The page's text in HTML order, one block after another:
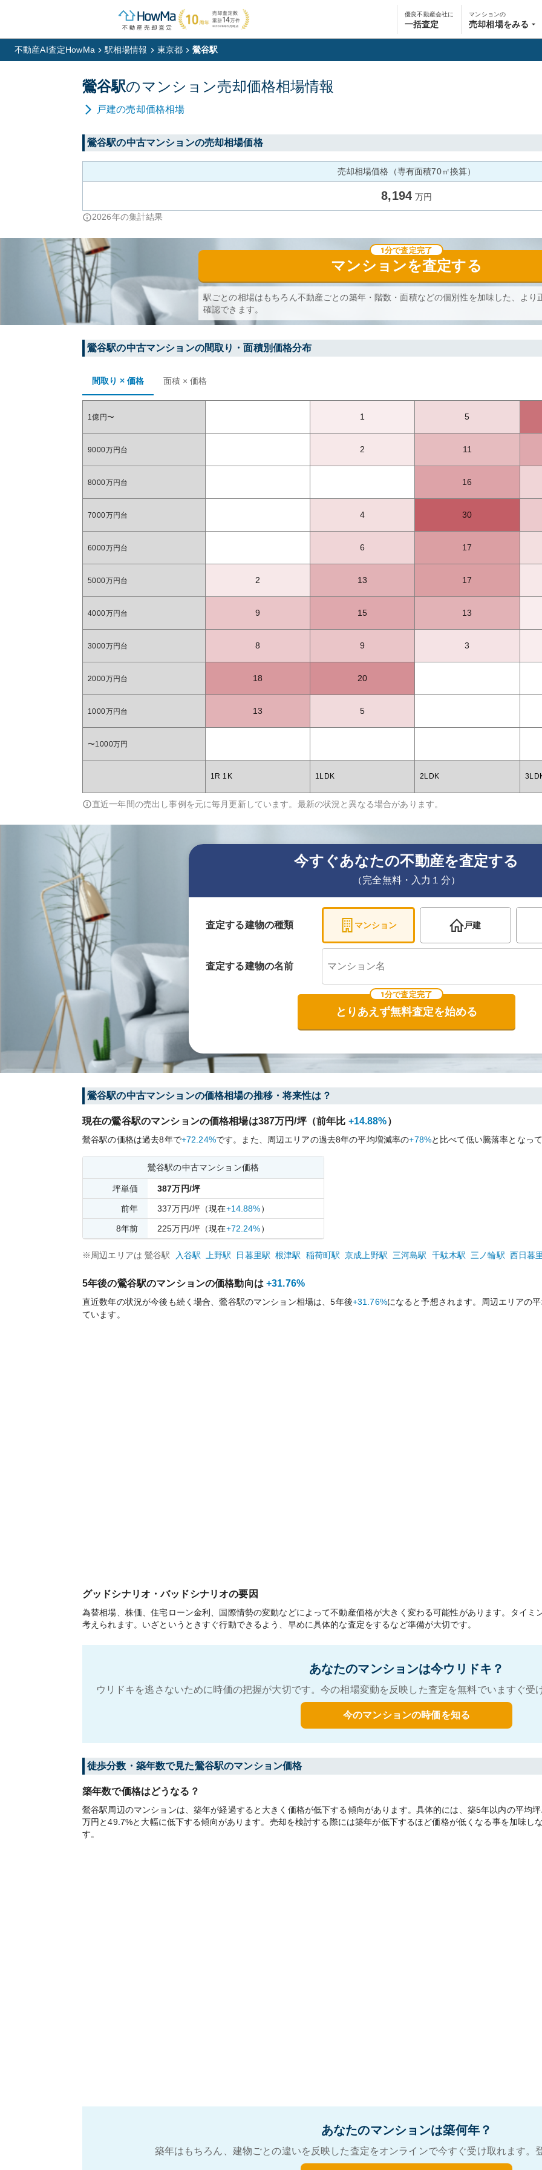
優良不動産会社に
一括査定
マンションの
売却相場をみる
不動産AI査定HowMa 駅相場情報 東京都 鶯谷駅
鶯谷駅のマンション売却価格相場情報
戸建の売却価格相場
鶯谷駅の中古マンションの売却相場価格
売却相場価格（専有面積70㎡換算）
8,194 万円
2026年の集計結果
マンションを査定する
1分で査定完了
駅ごとの相場はもちろん不動産ごとの築年・階数・面積などの個別性を加味した、より
確認できます。
鶯谷駅の中古マンションの間取り・面積別価格分布
間取り × 価格 面積 × 価格
1億円〜 1 5
9000万円台 2 11
8000万円台 16
7000万円台 4 30
6000万円台 6 17
5000万円台 2 13 17
4000万円台 9 15 13
3000万円台 8 9 3
2000万円台 18 20
1000万円台 13 5
〜1000万円
1R 1K 1LDK 2LDK
直近一年間の売出し事例を元に毎月更新しています。最新の状況と異なる場合があります。
今すぐあなたの不動産を査定する
（完全無料・入力１分）
査定する建物の種類 マンション 戸建
査定する建物の名前
1分で査定完了
とりあえず無料査定を始める
鶯谷駅の中古マンションの価格相場の推移・将来性は？
現在の鶯谷駅のマンションの価格相場は387万円/坪（前年比 +14.88%）
鶯谷駅の価格は過去8年で+72.24%です。 また、周辺エリアの過去8年の平均増減率の+78%と比べて低い騰落率となっ
鶯谷駅の中古マンション価格
坪単価 387万円/坪
前年 337万円/坪 （現在+14.88%）
8年前 225万円/坪 （現在+72.24%）
※周辺エリアは 鶯谷駅 入谷駅 上野駅 日暮里駅 根津駅 稲荷町駅 京成上野駅 三河島駅 千駄木駅 三ノ輪駅 西日暮
5年後の鶯谷駅のマンションの価格動向は +31.76%
直近数年の状況が今後も続く場合、鶯谷駅のマンション相場は、5年後+31.76%になると予想されます。周辺エリアの
ています。
グッドシナリオ・バッドシナリオの要因
為替相場、株価、住宅ローン金利、国際情勢の変動などによって不動産価格が大きく変わる可能性があります。タイミ
考えられます。いざというときすぐ行動できるよう、早めに具体的な査定をするなど準備が大切です。
あなたのマンションは今ウリドキ？
ウリドキを逃さないために時価の把握が大切です。今の相場変動を反映した査定を無料でいますぐ
今のマンションの時価を知る
徒歩分数・築年数で見た鶯谷駅のマンション価格
築年数で価格はどうなる？
鶯谷駅周辺のマンションは、築年が経過すると大きく価格が低下する傾向があります。具体的には、築5年以内の平均
万円と49.7%と大幅に低下する傾向があります。売却を検討する際には築年が低下するほど価格が低くなる事を加味し
す。
あなたのマンションは築何年？
築年はもちろん、建物ごとの違いを反映した査定をオンラインで今すぐ受け取れます。